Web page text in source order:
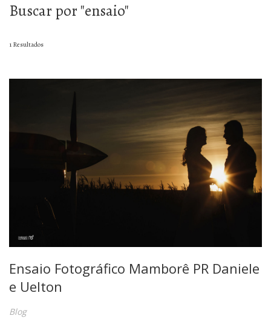
Buscar por "ensaio"
1 Resultados
Ensaio Fotográfico Mamborê PR Daniele
e Uelton
Blog